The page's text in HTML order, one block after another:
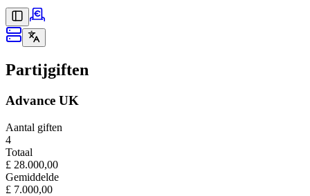
Partijgiften
Advance UK
Aantal giften
4
Totaal
£ 28.000,00
Gemiddelde
£ 7.000,00